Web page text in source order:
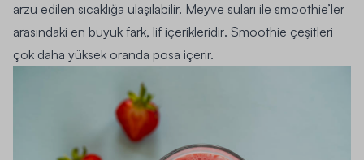
arzu edilen sıcaklığa ulaşılabilir. Meyve suları ile smoothie’ler
arasındaki en büyük fark, lif içerikleridir. Smoothie çeşitleri
çok daha yüksek oranda posa içerir.